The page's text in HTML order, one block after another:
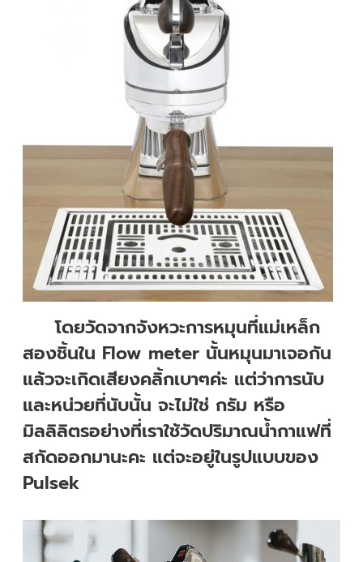
โดยวัดจากจังหวะการหมุนที่แม่เหล็ก
สองชิ้นใน Flow meter นั้นหมุนมาเจอกัน
แล้วจะเกิดเสียงคลิ้กเบาๆค่ะ แต่ว่าการนับ
และหน่วยที่นับนั้น จะไม่ใช่ กรัม หรือ
มิลลิลิตรอย่างที่เราใช้วัดปริมาณน้ำกาแฟที่
สกัดออกมานะคะ แต่จะอยู่ในรูปแบบของ
Pulsek